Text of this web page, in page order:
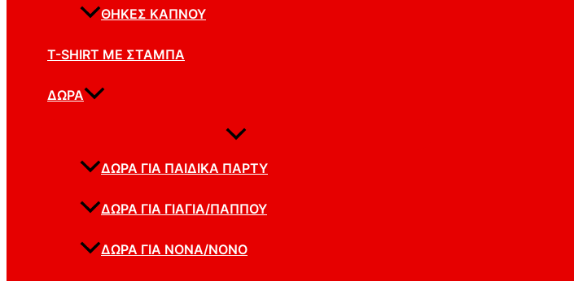
ΘΉΚΕΣ ΚΑΠΝΟΎ
T-SHIRT ΜΕ ΣΤΆΜΠΑ
ΔΏΡΑ
ΔΏΡΑ ΓΙΑ ΠΑΙΔΙΚΆ ΠΆΡΤΥ
ΔΏΡΑ ΓΙΑ ΓΙΑΓΙΆ/ΠΑΠΠΟΎ
ΔΏΡΑ ΓΙΑ ΝΟΝΆ/ΝΟΝΌ